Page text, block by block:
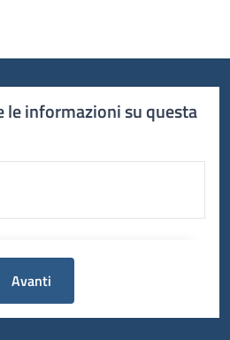
le informazioni su questa
Avanti